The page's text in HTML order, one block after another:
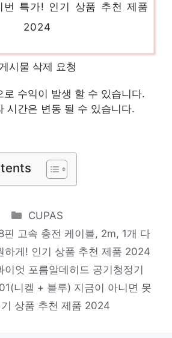
2024
바로 적용! 인기 상품 추천
들어가는 내용입니다.
Nova 5 무선 게이밍 헤드
셋, 블랙
제품 2024
핑거링 힌지보호 휴대폰 케
이스
는 최고의 아이템 인기 상품
천 제품 2024
게시물 삭제 요청
로 수익이 발생 할 수 있습니다.
시간은 변동 될 수 있습니다.
Categories
CUPAS
핀 고속 충전 케이블, 2m, 1개 다
하게! 인기 상품 추천 제품 2024
이엇 포름알데히드 공기청정기
니켈 + 블루) 지금이 아니면 못
상품 추천 제품 2024